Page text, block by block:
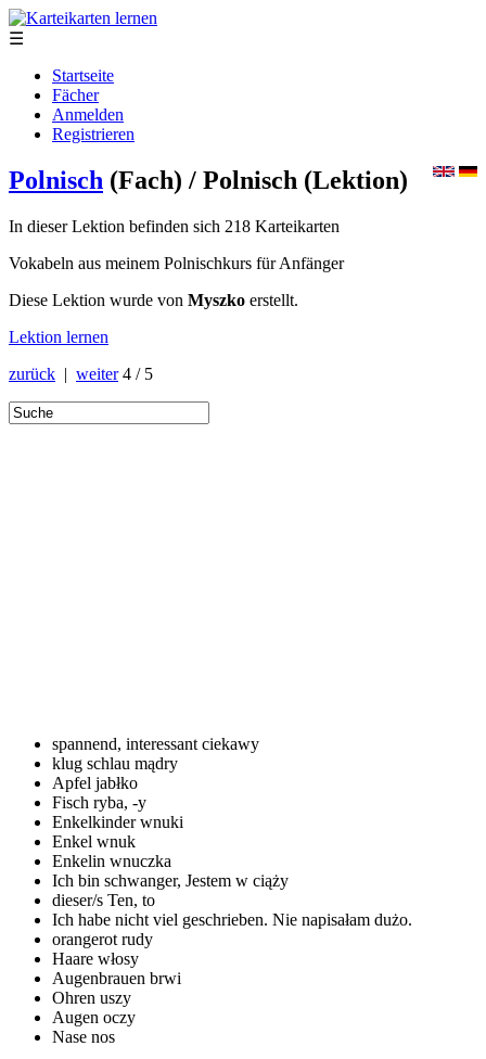
☰
Startseite
Fächer
Anmelden
Registrieren
Polnisch (Fach) / Polnisch (Lektion)
In dieser Lektion befinden sich 218 Karteikarten
Vokabeln aus meinem Polnischkurs für Anfänger
Diese Lektion wurde von Myszko erstellt.
Lektion lernen
zurück | weiter 4 / 5
spannend, interessant ciekawy
klug schlau mądry
Apfel jabłko
Fisch ryba, -y
Enkelkinderwnuki
Enkel wnuk
Enkelin wnuczka
Ich bin schwanger, Jestem w ciąży
dieser/s Ten, to
Ich habe nicht viel geschrieben. Nie napisałam dużo.
orangerot rudy
Haare włosy
Augenbrauen brwi
Ohren uszy
Augen oczy
Nase nos